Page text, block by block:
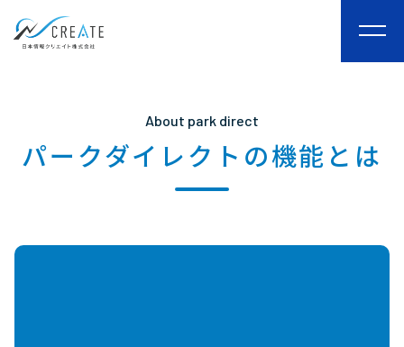
About park direct
パークダイレクトの機能とは